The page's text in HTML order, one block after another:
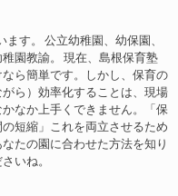
す。 公立幼稚園、幼保園、
園教諭。 現在、島根保育塾
ら簡単です。しかし、保育の
ら）効率化することは、現場
なか上手くできません。「保
短縮」これを両立させるため
たの園に合わせた方法を知り
いね。